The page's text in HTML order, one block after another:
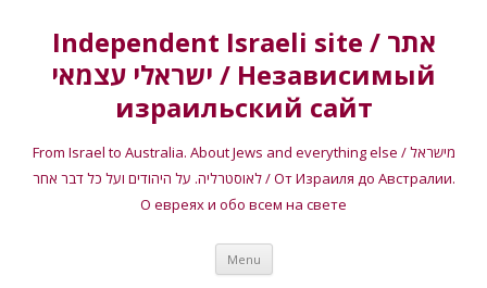
Independent Israeli site / אתר
ישראלי עצמאי / Независимый
израильский сайт
From Israel to Australia. About Jews and everything else / מישראל
לאוסטרליה. על היהודים ועל כל דבר אחר / От Израиля до Австралии.
О евреях и обо всем на свете
Menu Skip
content